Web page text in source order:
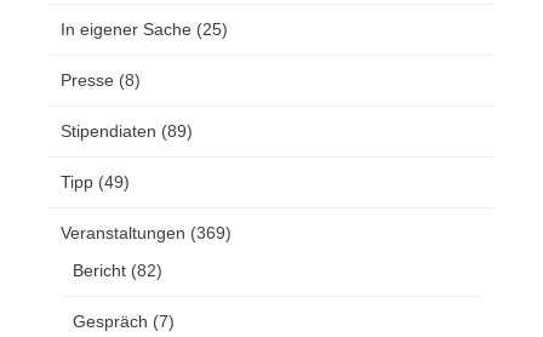
In eigener Sache (25)
Presse (8)
Stipendiaten (89)
Tipp (49)
Veranstaltungen (369)
Bericht (82)
Gespräch (7)